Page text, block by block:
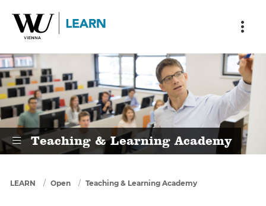
Treffpunkt Lehre: Save the date
Teaching & Learning Academy
You are here
LEARN Open Teaching & Learning Academy